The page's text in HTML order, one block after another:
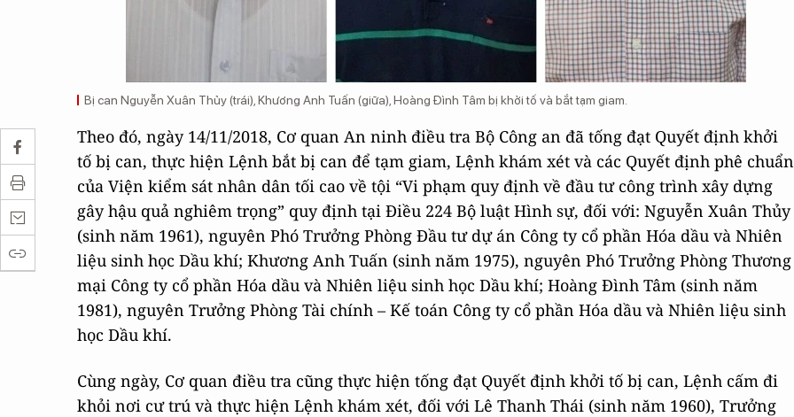
Bị can Nguyễn Xuân Thủy (trái), Khương Anh Tuấn (giữa), Hoàng Đình Tâm bị khởi tố và bắt tạm giam.
Theo đó, ngày 14/11/2018, Cơ quan An ninh điều tra Bộ Công an đã tống đạt Quyết định khởi
tố bị can, thực hiện Lệnh bắt bị can để tạm giam, Lệnh khám xét và các Quyết định phê chuẩn
của Viện kiểm sát nhân dân tối cao về tội “Vi phạm quy định về đầu tư công trình xây dựng
gây hậu quả nghiêm trọng” quy định tại Điều 224 Bộ luật Hình sự, đối với: Nguyễn Xuân Thủy
(sinh năm 1961), nguyên Phó Trưởng Phòng Đầu tư dự án Công ty cổ phần Hóa dầu và Nhiên
liệu sinh học Dầu khí; Khương Anh Tuấn (sinh năm 1975), nguyên Phó Trưởng Phòng Thương
mại Công ty cổ phần Hóa dầu và Nhiên liệu sinh học Dầu khí; Hoàng Đình Tâm (sinh năm
1981), nguyên Trưởng Phòng Tài chính – Kế toán Công ty cổ phần Hóa dầu và Nhiên liệu sinh
học Dầu khí.
Cùng ngày, Cơ quan điều tra cũng thực hiện tống đạt Quyết định khởi tố bị can, Lệnh cấm đi
khỏi nơi cư trú và thực hiện Lệnh khám xét, đối với Lê Thanh Thái (sinh năm 1960), Trưởng